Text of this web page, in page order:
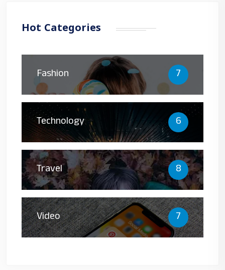
Hot Categories
Fashion 7
Technology 6
Travel 8
Video 7